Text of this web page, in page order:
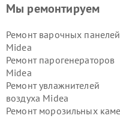
Мы ремонтируем
Ремонт варочных панелей
Midea
Ремонт парогенераторов
Midea
Ремонт увлажнителей
воздуха Midea
Ремонт морозильных